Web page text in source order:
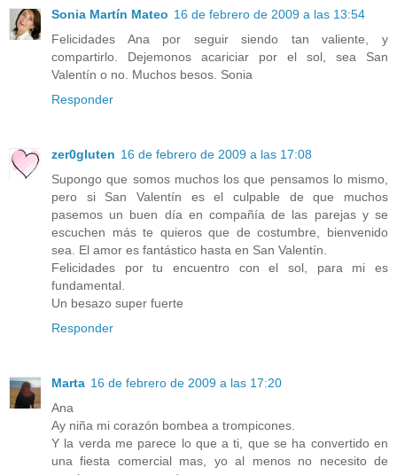
Sonia Martín Mateo 16 de febrero de 2009 a las 13:54
Felicidades Ana por seguir siendo tan valiente, y
compartirlo. Dejemonos acariciar por el sol, sea San
Valentín o no. Muchos besos. Sonia
Responder
zer0gluten 16 de febrero de 2009 a las 17:08
Supongo que somos muchos los que pensamos lo mismo,
pero si San Valentín es el culpable de que muchos
pasemos un buen día en compañía de las parejas y se
escuchen más te quieros que de costumbre, bienvenido
sea. El amor es fantástico hasta en San Valentín.
Felicidades por tu encuentro con el sol, para mi es
fundamental.
Un besazo super fuerte
Responder
Marta 16 de febrero de 2009 a las 17:20
Ana
Ay niña mi corazón bombea a trompicones.
Y la verda me parece lo que a ti, que se ha convertido en
una fiesta comercial mas, yo al menos no necesito de